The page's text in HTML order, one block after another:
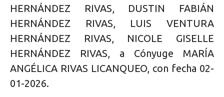
HERNÁNDEZ RIVAS, DUSTIN FABIÁN
HERNÁNDEZ RIVAS, LUIS VENTURA
HERNÁNDEZ RIVAS, NICOLE GISELLE
HERNÁNDEZ RIVAS, a Cónyuge MARÍA
ANGÉLICA RIVAS LICANQUEO, con fecha 02-
01-2026.